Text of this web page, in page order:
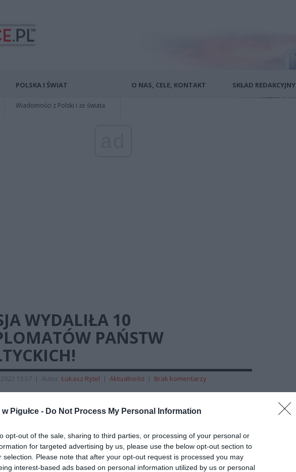
Pigułce - Do Not Process My Personal Information
opt-out of the sale, sharing to third parties, or processing of your personal or
for targeted advertising by us, please use the below opt-out section to
selection. Please note that after your opt-out request is processed you may
interest-based ads based on personal information utilized by us or personal
POLSKA I ŚWIAT
Wiadomości z Polski i ze świata
O NAS, CELE, KONTAKT SKŁAD REDAKCYJNY
WYDALIŁA 10
PAŃSTW
13:57 | Autor: Łukasz Rytel | Aktualności | Brak komentarzy
media Rosja wydaliła łącznie dziesięciu dyplomatów z państw
Jest to odpowiedź, gdzie w marcu za osoby niepożądane przez
i Estonię uznano rosyjskich przedstawicieli w tych krajach.